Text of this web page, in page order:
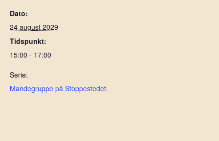
Dato:
24 august 2029
Tidspunkt:
15:00 - 17:00
Serie:
Mandegruppe på Stoppestedet.